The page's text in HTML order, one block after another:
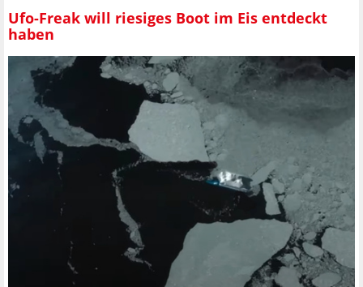
Ufo-Freak will riesiges Boot im Eis entdeckt
haben